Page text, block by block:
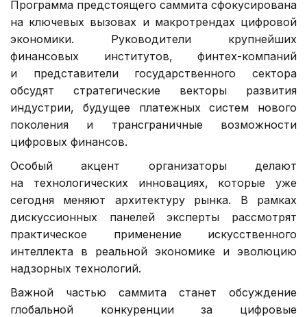
Программа предстоящего саммита сфокусирована
на ключевых вызовах и макротрендах цифровой
экономики. Руководители крупнейших
финансовых институтов, финтех-компаний
и представители государственного сектора
обсудят стратегические векторы развития
индустрии, будущее платежных систем нового
поколения и трансграничные возможности
цифровых финансов.
Особый акцент организаторы делают
на технологических инновациях, которые уже
сегодня меняют архитектуру рынка. В рамках
дискуссионных панелей эксперты рассмотрят
практическое применение искусственного
интеллекта в реальной экономике и эволюцию
надзорных технологий.
Важной частью саммита станет обсуждение
глобальной конкуренции за цифровые